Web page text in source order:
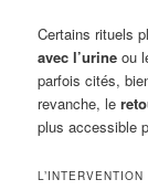
Certains rituels
avec l’urine ou
parfois cités,
revanche, le
plus accessible